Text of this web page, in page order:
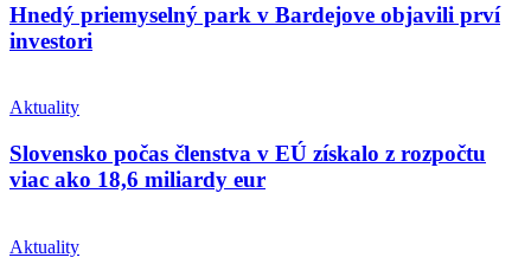
Hnedý priemyselný park v Bardejove objavili prví
investori
Aktuality
Slovensko počas členstva v EÚ získalo z rozpočtu
viac ako 18,6 miliardy eur
Aktuality